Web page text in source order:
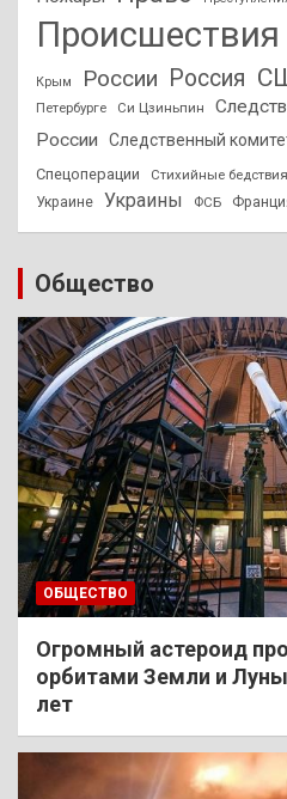
Происшествия
Крым России Россия
Петербурге
Си Цзиньпин
России
Следственный
Спецоперации Стихийные бедствия
Украине Украины ФСБ
Общество
ОБЩЕСТВО
Огромный астероид
орбитами Земли и
лет